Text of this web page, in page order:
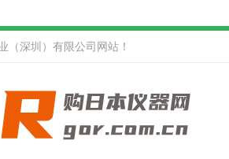
（深圳）有限公司网站！